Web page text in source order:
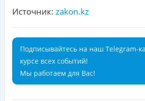
Источник: zakon.kz
Подписывайтесь на наш Telegram-
курсе всех событий!
Мы работаем для Вас!